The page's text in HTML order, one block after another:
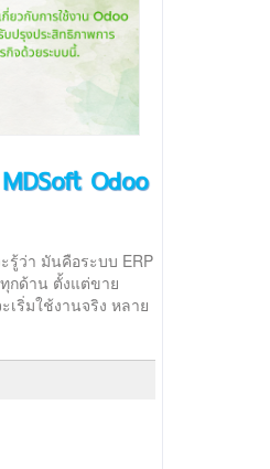
Odoo
รู้ว่า มันคือระบบ ERP
กด้าน ตั้งแต่ขาย
ริ่มใช้งานจริง หลาย